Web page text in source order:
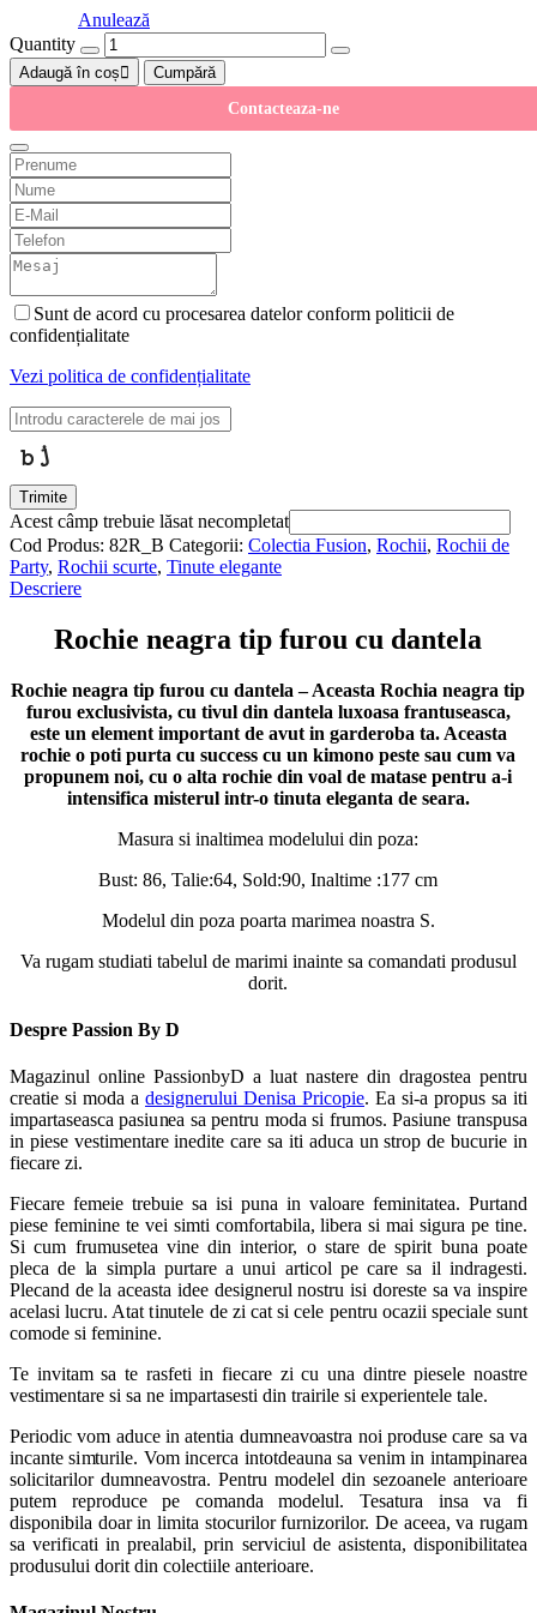
Anulează
Quantity
Adaugă în coș
Cumpără
Contacteaza-ne
Sunt de acord cu procesarea datelor conform politicii de
confidențialitate
Vezi politica de confidențialitate
Trimite
Acest câmp trebuie lăsat necompletat
Cod Produs: 82R_B Categorii: Colectia Fusion, Rochii, Rochii de
Party, Rochii scurte, Tinute elegante
Descriere
Rochie neagra tip furou cu dantela
Rochie neagra tip furou cu dantela – Aceasta Rochia neagra tip
furou exclusivista, cu tivul din dantela luxoasa frantuseasca,
este un element important de avut in garderoba ta. Aceasta
rochie o poti purta cu success cu un kimono peste sau cum va
propunem noi, cu o alta rochie din voal de matase pentru a-i
intensifica misterul intr-o tinuta eleganta de seara.
Masura si inaltimea modelului din poza:
Bust: 86, Talie:64, Sold:90, Inaltime :177 cm
Modelul din poza poarta marimea noastra S.
Va rugam studiati tabelul de marimi inainte sa comandati produsul
dorit.
Despre Passion By D
Magazinul online PassionbyD a luat nastere din dragostea pentru
creatie si moda a designerului Denisa Pricopie. Ea si-a propus sa iti
impartaseasca pasiunea sa pentru moda si frumos. Pasiune transpusa
in piese vestimentare inedite care sa iti aduca un strop de bucurie in
fiecare zi.
Fiecare femeie trebuie sa isi puna in valoare feminitatea. Purtand
piese feminine te vei simti comfortabila, libera si mai sigura pe tine.
Si cum frumusetea vine din interior, o stare de spirit buna poate
pleca de la simpla purtare a unui articol pe care sa il indragesti.
Plecand de la aceasta idee designerul nostru isi doreste sa va inspire
acelasi lucru. Atat tinutele de zi cat si cele pentru ocazii speciale sunt
comode si feminine.
Te invitam sa te rasfeti in fiecare zi cu una dintre piesele noastre
vestimentare si sa ne impartasesti din trairile si experientele tale.
Periodic vom aduce in atentia dumneavoastra noi produse care sa va
incante simturile. Vom incerca intotdeauna sa venim in intampinarea
solicitarilor dumneavostra. Pentru modelel din sezoanele anterioare
putem reproduce pe comanda modelul. Tesatura insa va fi
disponibila doar in limita stocurilor furnizorilor. De aceea, va rugam
sa verificati in prealabil, prin serviciul de asistenta, disponibilitatea
produsului dorit din colectiile anterioare.